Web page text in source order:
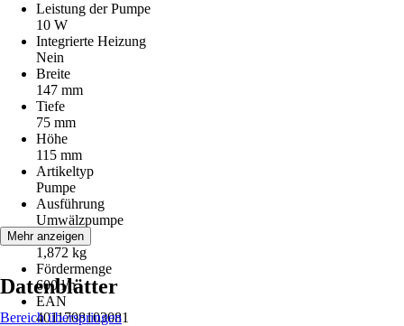
Leistung der Pumpe
10 W
Integrierte Heizung
Nein
Breite
147 mm
Tiefe
75 mm
Höhe
115 mm
Artikeltyp
Pumpe
Ausführung
Umwälzpumpe
Gewicht
1,872 kg
Fördermenge
600 l/h
EAN
4011708103081
Mehr anzeigen
Datenblätter
Bereich überspringen